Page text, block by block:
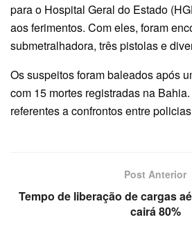
para o Hospital Geral do Estado
aos ferimentos. Com eles, foram
submetralhadora, três pistolas e
Os suspeitos foram baleados após
com 15 mortes registradas na
referentes a confrontos entre
Post Anterior
Tempo de liberação de cargas
cairá 80%